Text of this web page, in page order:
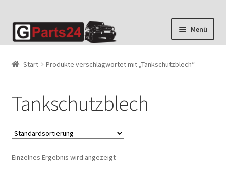
Zur
Navigation
Zum
Inhalt
Menü
Start Produkte verschlagwortet mit „Tankschutzblech“
Tankschutzblech
Einzelnes Ergebnis wird angezeigt